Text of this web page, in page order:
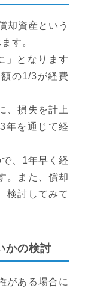
却資産という
す。
」となります
の1/3が経費
、損失を計上
年を通じて経
、1年早く経
。また、償却
検討してみて
かの検討
がある場合に